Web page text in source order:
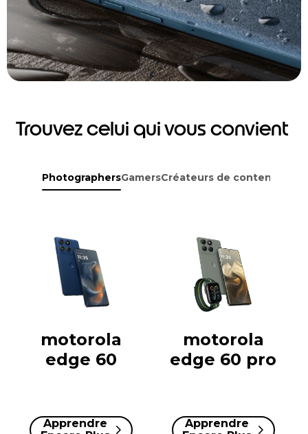
Trouvez celui qui vous convient
PhotographersGamersCréateurs de contenu
motorola
edge 60
Apprendre
motorola
edge 60 pro
Apprendre